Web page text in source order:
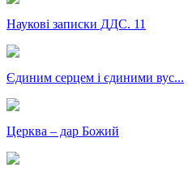
Наукові записки ДДС. 11
Єдиним серцем і єдиними вус...
Церква – дар Божий